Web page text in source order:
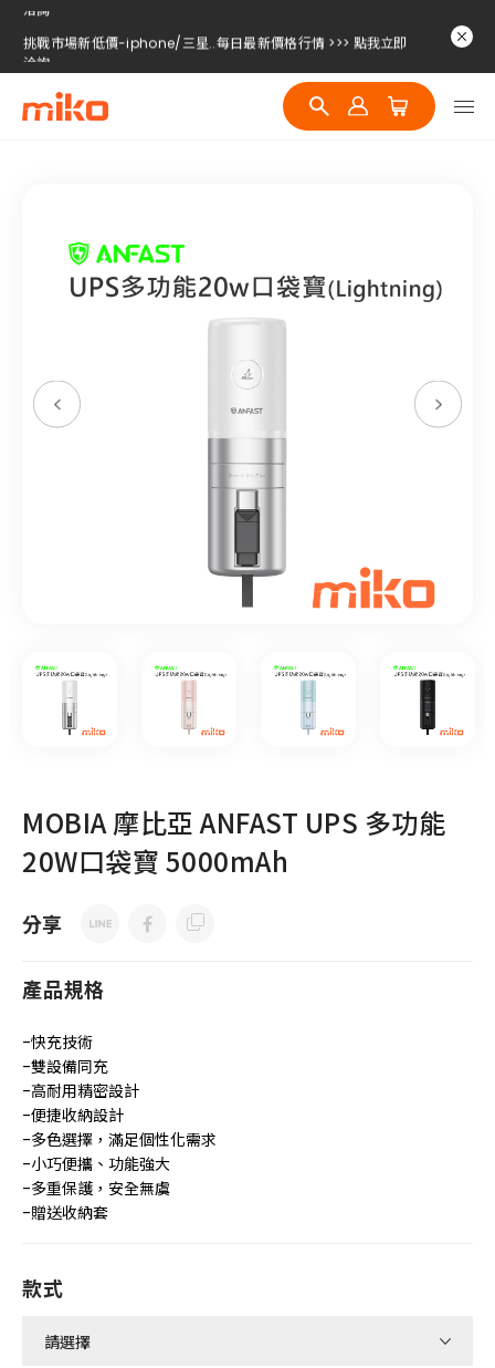
洽詢
挑戰市場新低價-iphone/三星..每日最新價格行情 >>> 點我立即
洽詢
挑戰市場新低價-iphone/三星..每日最新價格行情 >>> 點我立即
MOBIA 摩比亞 ANFAST UPS 多功能
20W口袋寶 5000mAh
分享
產品規格
-快充技術
-雙設備同充
-高耐用精密設計
-便捷收納設計
-多色選擇，滿足個性化需求
-小巧便攜、功能強大
-多重保護，安全無虞
-贈送收納套
款式